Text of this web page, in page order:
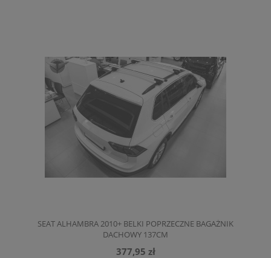
SEAT ALHAMBRA 2010+ BELKI POPRZECZNE BAGAŻNIK
DACHOWY 137CM
377,95 zł